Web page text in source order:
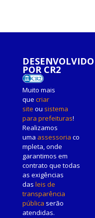
DESENVOLVIDO
POR CR2
Muito mais
que criar
site ou sistema
para prefeituras!
Realizamos
uma assessoria co
mpleta, onde
garantimos em
contrato que todas
as exigências
das leis de
transparência
pública serão
atendidas.